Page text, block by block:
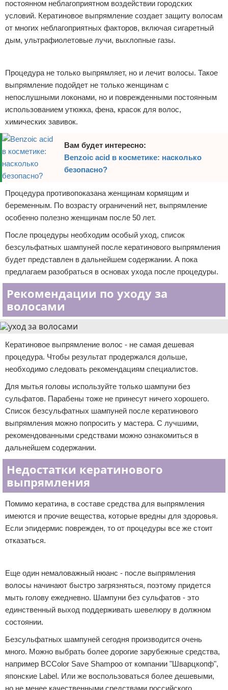
постоянном неблагоприятном воздействии городских
условий. Кератиновое выпрямление создает защиту волосам
от многих неблагоприятных факторов, включая сигаретный
дым, ультрафиолетовые лучи, выхлопные газы.
Процедура не только выпрямляет, но и лечит волосы. Такое
выпрямление подойдет не только женщинам с
непослушными локонами, но и поврежденными постоянным
использованием утюжка, фена, красок для волос,
химических завивок.
Вам будет интересно:
Benzoic acid в косметике: насколько
безопасно?
Процедура противопоказана женщинам кормящим и
беременным. По возрасту ограничений нет, выпрямление
особенно полезно женщинам после 50 лет.
После процедуры необходим особый уход, список
безсульфатных шампуней после кератинового выпрямления
будет представлен в дальнейшем содержании. А пока
предлагаем разобраться в основах ухода после процедуры.
Рекомендации по уходу за
волосами
Кератиновое выпрямление волос - не самая дешевая
процедура. Чтобы результат продержался дольше,
необходимо следовать рекомендациям специалистов.
Для мытья головы используйте только шампуни без
сульфатов. Парабены тоже не принесут ничего хорошего.
Список безсульфатных шампуней после кератинового
выпрямления можно попросить у мастера. С лучшими,
рекомендованными средствами можно ознакомиться в
дальнейшем содержании.
Недостатки кератинового
выпрямления
Помимо кератина, в составе средства для выпрямления
имеются и прочие вещества, которые вредны для здоровья.
Если эпидермис поврежден, то от процедуры все же стоит
отказаться.
Еще один немаловажный нюанс - после выпрямления
волосы начинают быстро загрязняться, поэтому придется
мыть голову ежедневно. Шампуни без сульфатов - это
единственный выход поддерживать шевелюру в должном
состоянии.
Безсульфатных шампуней сегодня производится очень
много. Можно выбрать более дорогие зарубежные средства,
например BCColor Save Shampoo от компании "Шварцкопф",
японские Label. Или же воспользоваться более дешевыми,
но не менее качественными средствами российского